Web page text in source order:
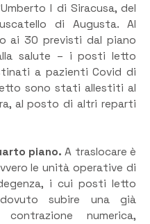
I di Siracusa, del
di Augusta. Al
ai 30 previsti dal piano
alla salute – i posti letto
a pazienti Covid di
sono stati allestiti al
al posto di altri reparti
piano.A traslocare è
le unità operative di
i cui posti letto
subire una già
numerica,